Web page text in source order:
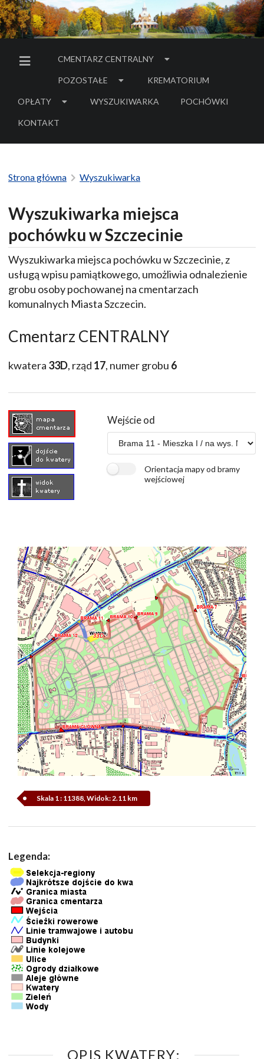
MENU BOCZNE
CMENTARZ CENTRALNY
POZOSTAŁE KREMATORIUM
OPŁATY WYSZUKIWARKA POCHÓWKI
- LINK DO SERWISU
KONTAKT
Strona główna Wyszukiwarka
Wyszukiwarka miejsca
pochówku w Szczecinie
Wyszukiwarka miejsca pochówku w Szczecinie, z
usługą wpisu pamiątkowego, umożliwia odnalezienie
grobu osoby pochowanej na cmentarzach
komunalnych Miasta Szczecin.
Cmentarz CENTRALNY
kwatera 33D, rząd 17, numer grobu 6
Wejście od
Orientacja mapy od bramy
wejściowej
Skala 1 : 11388, Widok: 2.11 km
Legenda:
OPIS KWATERY: